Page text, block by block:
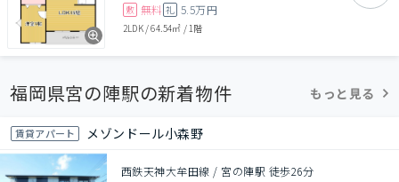
敷 無料 礼 5.5万円
2LDK/64.54㎡ / 1階
福岡県宮の陣駅の新着物件 もっと見る
賃貸アパート メゾンドール小森野
西鉄天神大牟田線 / 宮の陣駅 徒歩26分